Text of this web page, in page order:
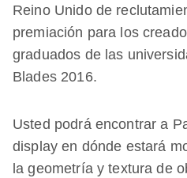
Reino Unido de
premiación para los
graduados de las
Blades 2016.
Usted podrá encontrar a
display en dónde estará
la geometría y textura de